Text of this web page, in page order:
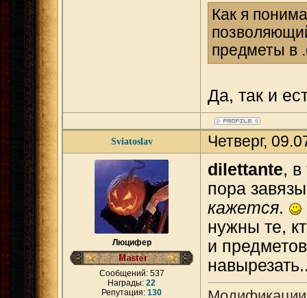
Как я
предметы в
Да, так и
Sviatoslav Четверг,
Люцифер
Сообщений: 537
Награды: 22
Репутация: 130
dilettante,
пора
кажется.
нужны те,
и